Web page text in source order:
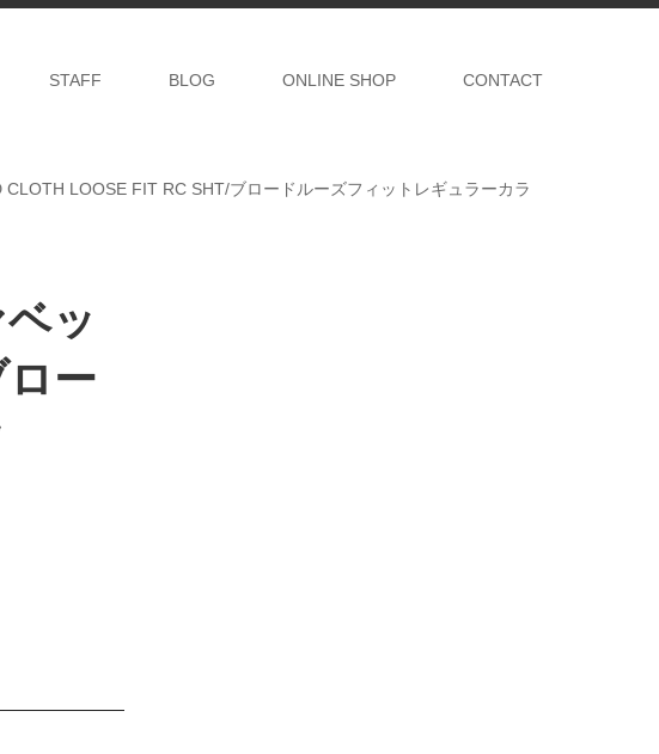
STAFF BLOG ONLINE SHOP CONTACT
LOOSE FIT RC SHT/ブロードルーズフィットレギュラーカラ
ッ
ー